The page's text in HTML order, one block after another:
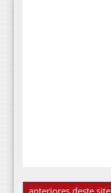
anteriores deste site